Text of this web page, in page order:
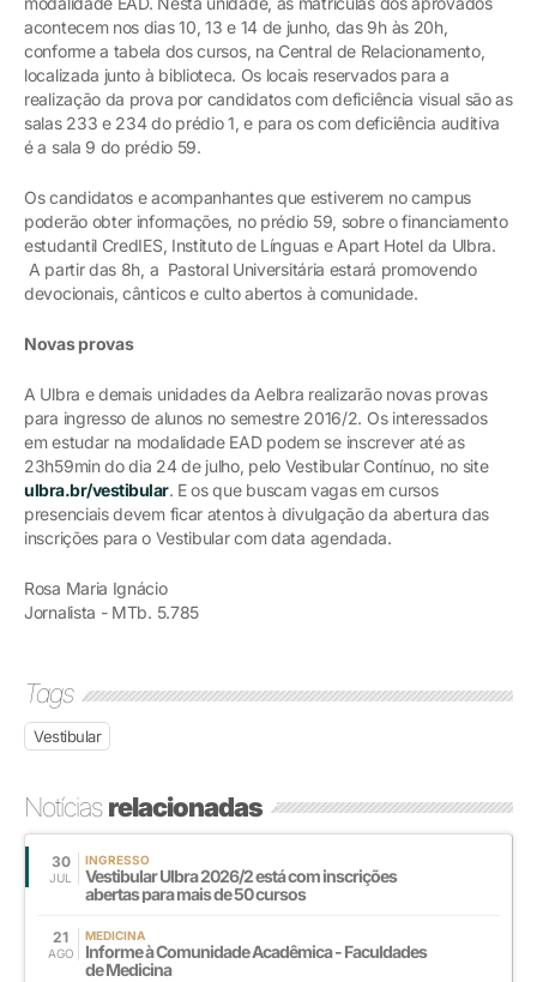
acontecem nos dias 10, 13 e 14 de junho, das 9h às 20h,
conforme a tabela dos cursos, na Central de Relacionamento,
localizada junto à biblioteca. Os locais reservados para a
realização da prova por candidatos com deficiência visual são as
salas 233 e 234 do prédio 1, e para os com deficiência auditiva
é a sala 9 do prédio 59.
Os candidatos e acompanhantes que estiverem no campus
poderão obter informações, no prédio 59, sobre o financiamento
estudantil CredIES, Instituto de Línguas e Apart Hotel da Ulbra.
A partir das 8h, a Pastoral Universitária estará promovendo
devocionais, cânticos e culto abertos à comunidade.
Novas provas
A Ulbra e demais unidades da Aelbra realizarão novas provas
para ingresso de alunos no semestre 2016/2. Os interessados
em estudar na modalidade EAD podem se inscrever até as
23h59min do dia 24 de julho, pelo Vestibular Contínuo, no site
ulbra.br/vestibular. E os que buscam vagas em cursos
presenciais devem ficar atentos à divulgação da abertura das
inscrições para o Vestibular com data agendada.
Rosa Maria Ignácio
Jornalista - MTb. 5.785
Tags
Vestibular
Notíciasrelacionadas
30
JUL
INGRESSO
Vestibular Ulbra 2026/2 está com inscrições
abertas para mais de 50 cursos
21
AGO
MEDICINA
Informe à Comunidade Acadêmica - Faculdades
de Medicina